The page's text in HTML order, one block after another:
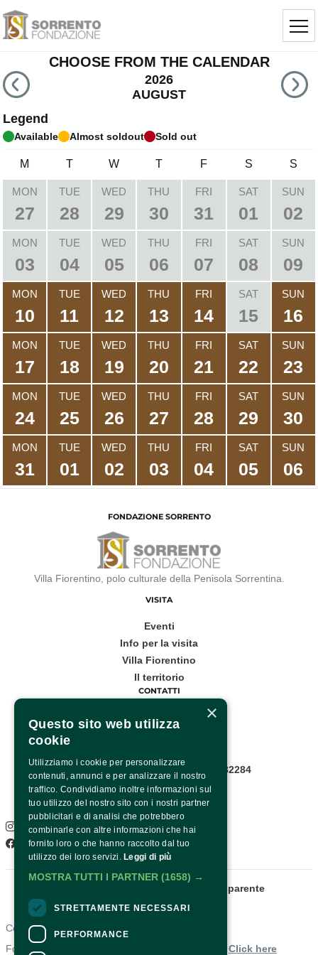
CHOOSE FROM THE CALENDAR
2026
AUGUST
Legend
Available Almost soldout Sold out
M T W T F S S
MON
27
TUE
28
WED
29
THU
30
FRI
31
SAT
01
SUN
02
MON
03
TUE
04
WED
05
THU
06
FRI
07
SAT
08
SUN
09
MON
10
TUE
11
WED
12
THU
13
FRI
14
SAT
15
SUN
16
MON
17
TUE
18
WED
19
THU
20
FRI
21
SAT
22
SUN
23
MON
24
TUE
25
WED
26
THU
27
FRI
28
SAT
29
SUN
30
MON
31
TUE
01
WED
02
THU
03
FRI
04
SAT
05
SUN
06
FONDAZIONE SORRENTO
Villa Fiorentino, polo culturale della Penisola Sorrentina.
VISITA
Eventi
Info per la visita
Villa Fiorentino
Il territorio
CONTATTI
Corso Italia, 53
Infopoint WhatsApp: +39 081 8782284
Pagina contatti
SOCIAL
Instagram
Facebook
Amministrazione trasparente
Contacts
For information and support in purchasing tickets Click here
×
Questo sito web utilizza
cookie
Utilizziamo i cookie per personalizzare
contenuti, annunci e per analizzare il nostro
traffico. Condividiamo inoltre informazioni sul
tuo utilizzo del nostro sito con i nostri partner
pubblicitari e di analisi che potrebbero
combinarle con altre informazioni che hai
fornito loro o che hanno raccolto dal tuo
utilizzo dei loro servizi. Leggi di più
MOSTRA TUTTI I PARTNER (1658) →
STRETTAMENTE NECESSARI
PERFORMANCE